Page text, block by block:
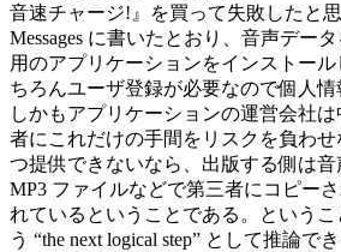
音速チャージ!』を買って失敗したと
Messages に書いたとおり、音声デー
用のアプリケーションをインストー
ちろんユーザ登録が必要なので個人情
しかもアプリケーションの運営会社
者にこれだけの手間をリスクを負わ
つ提供できないなら、出版する側は
MP3 ファイルなどで第三者にコピー
れているということである。という
う “the next logical step” として推論で